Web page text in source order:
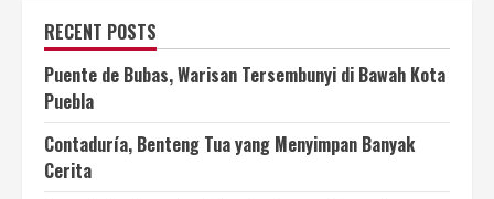
RECENT POSTS
Puente de Bubas, Warisan Tersembunyi di Bawah Kota
Puebla
Contaduría, Benteng Tua yang Menyimpan Banyak
Cerita